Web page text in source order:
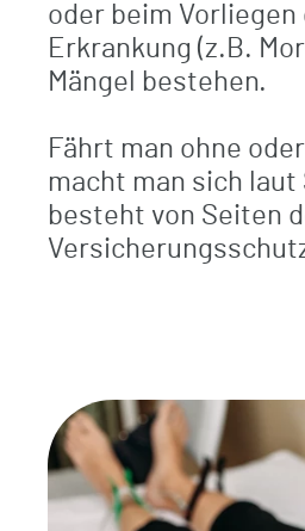
oder beim
Erkrankung (z.B.
Mängel bestehen.
Fährt man ohne
macht man sich
besteht von Seiten